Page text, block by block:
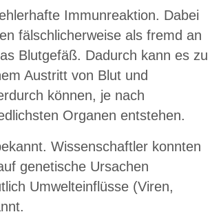
Immunreaktion. Dabei
fälschlicherweise als fremd an
Blutgefäß. Dadurch kann es zu
Austritt von Blut und
können, je nach
Organen entstehen.
Wissenschaftler konnten
genetische Ursachen
Umwelteinflüsse (Viren,